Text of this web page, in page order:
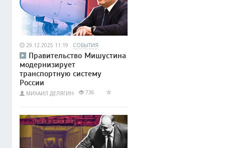
29.12.2025 11:19 СОБЫТИЯ
Правительство Мишустина
модернизирует
транспортную систему
России
МИХАИЛ ДЕЛЯГИН 736